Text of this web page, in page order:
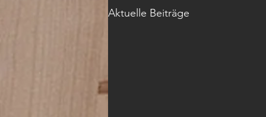
Aktuelle Beiträge